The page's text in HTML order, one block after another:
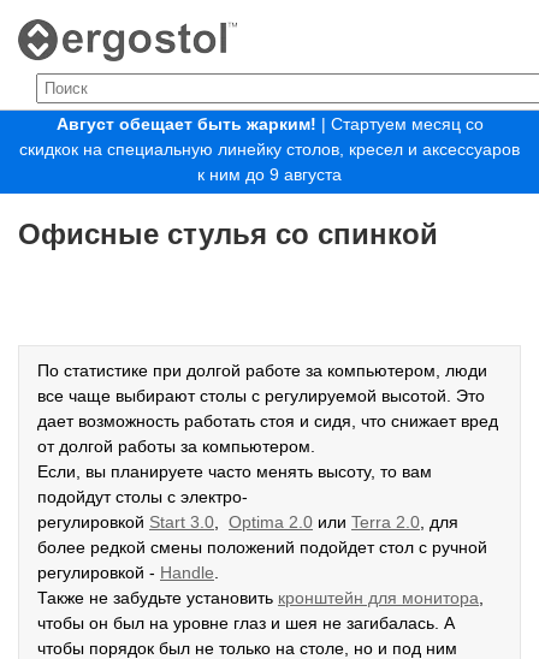
Август обещает быть жарким! | Стартуем месяц со
скидкок на специальную линейку столов, кресел и аксессуаров
к ним до 9 августа
Офисные стулья со спинкой
По статистике при долгой работе за компьютером, люди
все чаще выбирают столы с регулируемой высотой. Это
дает возможность работать стоя и сидя, что снижает вред
от долгой работы за компьютером.
Если, вы планируете часто менять высоту, то вам
подойдут столы с электро-
регулировкой Start 3.0 Optima 2.0 или Terra 2.0 , для
более редкой смены положений подойдет стол с ручной
регулировкой - Handle
Также не забудьте установить кронштейн для монитора
чтобы он был на уровне глаз и шея не загибалась. А
чтобы порядок был не только на столе, но и под ним